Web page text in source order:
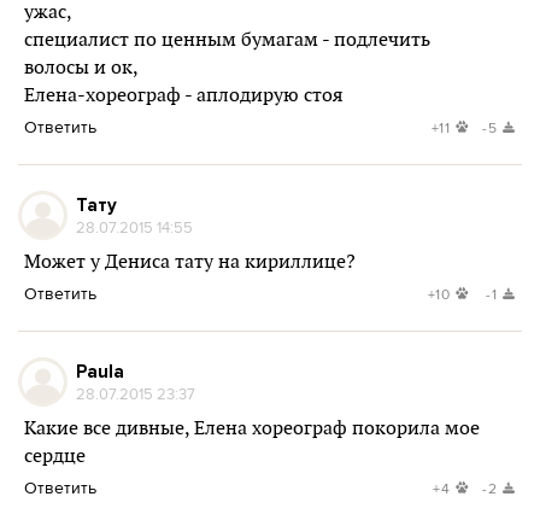
ужас,
специалист по ценным бумагам - подлечить
волосы и ок,
Елена-хореограф - аплодирую стоя
Ответить +11 -5
Тату
28.07.2015 14:55
Может у Дениса тату на кириллице?
Ответить +10 -1
Paula
28.07.2015 23:37
Какие все дивные, Елена хореограф покорила мое
сердце
Ответить +4 -2